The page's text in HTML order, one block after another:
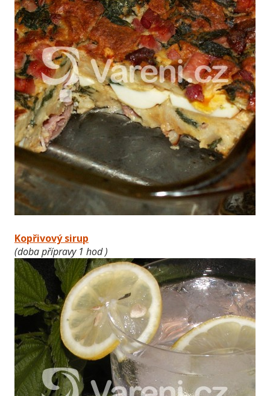
Kopřivový sirup
(doba přípravy 1 hod )